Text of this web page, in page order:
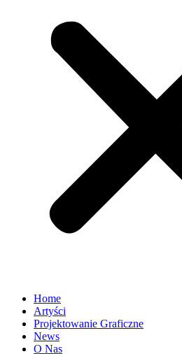
Home
Artyści
Projektowanie Graficzne
News
O Nas